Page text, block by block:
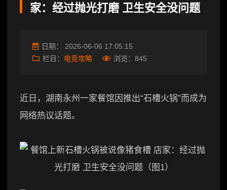
家：经过抛光打磨 卫生安全没问题
日期： 2026-06-06 17:05:15
栏目： 电竞攻略 浏览： 845
近日，湖南永州一家餐馆因推出“石槽火锅”而成为
网络热议话题。